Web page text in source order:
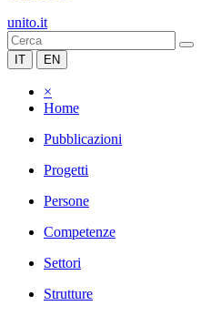
unito.it
IT EN
×
Home
Pubblicazioni
Progetti
Persone
Competenze
Settori
Strutture